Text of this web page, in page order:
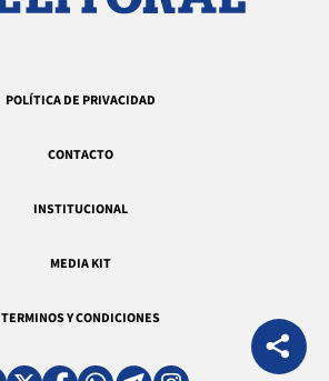
POLÍTICA DE PRIVACIDAD
CONTACTO
INSTITUCIONAL
MEDIA KIT
TERMINOS Y CONDICIONES